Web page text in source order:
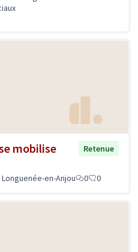
mobilise
Retenue
en-Anjou 0 0